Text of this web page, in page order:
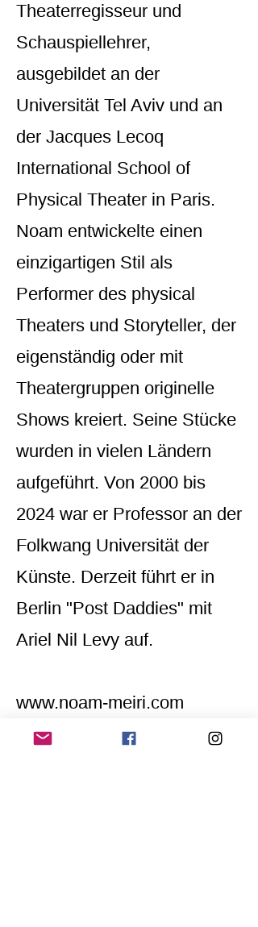
Theaterregisseur und
Schauspiellehrer,
ausgebildet an der
Universität Tel Aviv und an
der Jacques Lecoq
International School of
Physical Theater in Paris.
Noam entwickelte einen
einzigartigen Stil als
Performer des physical
Theaters und Storyteller, der
eigenständig oder mit
Theatergruppen originelle
Shows kreiert. Seine Stücke
wurden in vielen Ländern
aufgeführt. Von 2000 bis
2024 war er Professor an der
Folkwang Universität der
Künste. Derzeit führt er in
Berlin "Post Daddies" mit
Ariel Nil Levy auf.
www.noam-meiri.com